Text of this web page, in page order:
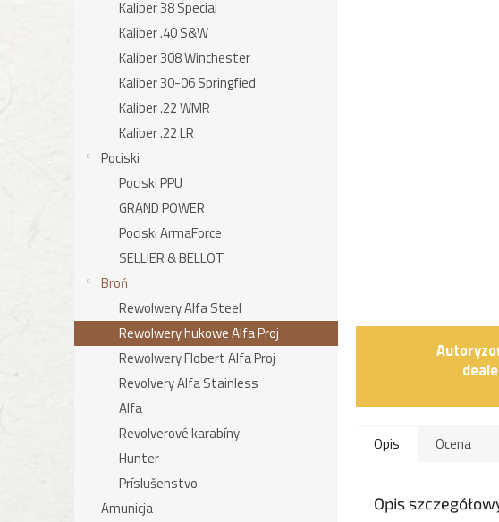
Kaliber 38 Special
Kaliber .40 S&W
Kaliber 308 Winchester
Kaliber 30-06 Springfied
Kaliber .22 WMR
Kaliber .22 LR
Pociski
Pociski PPU
GRAND POWER
Pociski ArmaForce
SELLIER & BELLOT
Broń
Rewolwery Alfa Steel
Rewolwery hukowe Alfa Proj
Rewolwery Flobert Alfa Proj
Revolvery Alfa Stainless
Alfa
Revolverové karabíny
Hunter
Príslušenstvo
Amunicja
Opis Ocena
Opis